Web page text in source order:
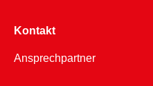
Kontakt
Ansprechpartner